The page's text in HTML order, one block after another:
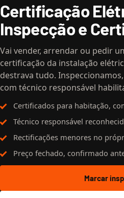
Certificação
Inspecção e
Vai vender, arrendar ou pedir
certificação da instalação
destrava tudo.
com técnico responsável
Certificados para habitação,
Técnico responsável
Rectificações menores no
Preço fechado, confirmado
Marcar